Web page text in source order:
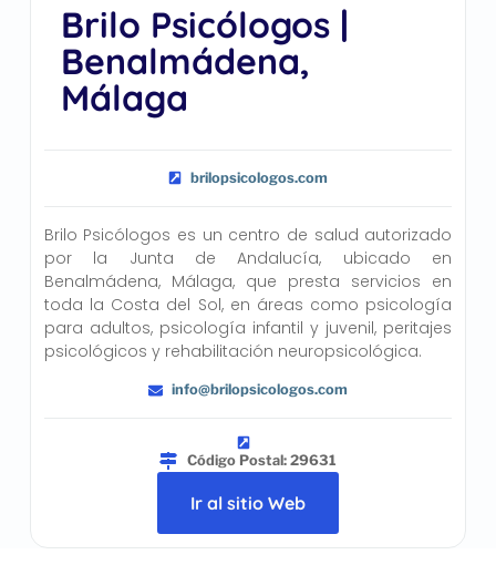
Brilo Psicólogos |
Benalmádena,
Málaga
brilopsicologos.com
Brilo Psicólogos es un centro de salud autorizado
por la Junta de Andalucía, ubicado en
Benalmádena, Málaga, que presta servicios en
toda la Costa del Sol, en áreas como psicología
para adultos, psicología infantil y juvenil, peritajes
psicológicos y rehabilitación neuropsicológica.
info@brilopsicologos.com
Código Postal: 29631
Ir al sitio Web